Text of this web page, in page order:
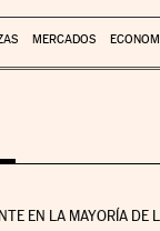
MERCADOS
EN LA MAYORÍA DE